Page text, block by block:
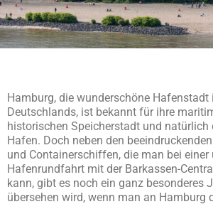
Hamburg, die wunderschöne Hafenstadt
Deutschlands, ist bekannt für ihre
historischen Speicherstadt und natürlich
Hafen. Doch neben den
und Containerschiffen, die man bei einer
Hafenrundfahrt mit der Barkassen-
kann, gibt es noch ein ganz besonderes
übersehen wird, wenn man an Hamburg